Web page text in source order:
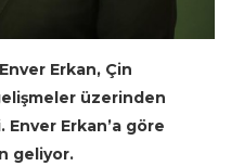
Erkan, Çin
üzerinden
Erkan’a göre
geliyor.